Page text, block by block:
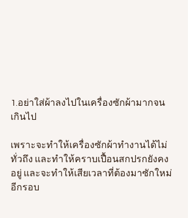
1.อย่าใส่ผ้าลงไปในเครื่องซักผ้ามากจน
เกินไป
เพราะจะทำให้เครื่องซักผ้าทำงานได้ไม่
ทั่วถึง และทำให้คราบเปื้อนสกปรกยังคง
อยู่ และจะทำให้เสียเวลาที่ต้องมาซักใหม่
อีกรอบ